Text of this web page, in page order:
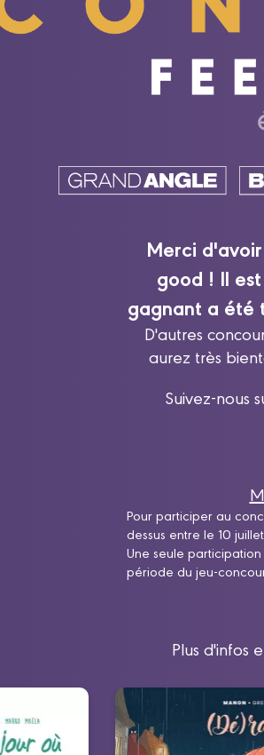
Merci
good ! Il
gagnant a été
D'autres
aurez très
Suivez-nous
Pour participer au
dessus entre le 10
Une seule
période du jeu-
Plus d'infos